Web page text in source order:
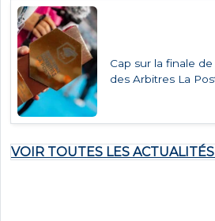
Cap sur la finale
des Arbitres La
VOIR TOUTES LES